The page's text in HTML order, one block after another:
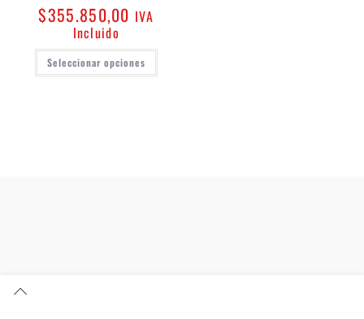
$355.850,00 IVA
Incluido
Seleccionar opciones